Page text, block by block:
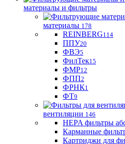
материалы и фильтры
материaлы 178
REINBERG114
ППУ20
ФВЭ5
ФилТек15
ФМР12
ФПП2
ФРНК1
ФТ9
вентиляции 146
HEPA фильтры
Карманные
Картриджи для